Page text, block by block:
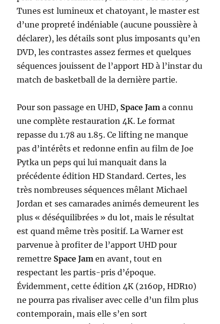
Tunes est lumineux et chatoyant, le master est
d’une propreté indéniable (aucune poussière à
déclarer), les détails sont plus imposants qu’en
DVD, les contrastes assez fermes et quelques
séquences jouissent de l’apport HD à l’instar du
match de basketball de la dernière partie.
Pour son passage en UHD, Space Jam a connu
une complète restauration 4K. Le format
repasse du 1.78 au 1.85. Ce lifting ne manque
pas d’intérêts et redonne enfin au film de Joe
Pytka un peps qui lui manquait dans la
précédente édition HD Standard. Certes, les
très nombreuses séquences mêlant Michael
Jordan et ses camarades animés demeurent les
plus « déséquilibrées » du lot, mais le résultat
est quand même très positif. La Warner est
parvenue à profiter de l’apport UHD pour
remettre Space Jamen avant, tout en
respectant les partis-pris d’époque.
Évidemment, cette édition 4K (2160p, HDR10)
ne pourra pas rivaliser avec celle d’un film plus
contemporain, mais elle s’en sort